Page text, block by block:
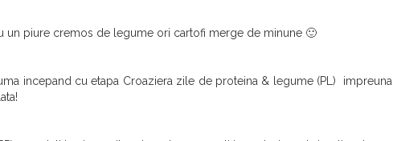
un piure cremos de legume ori cartofi merge de minune 🙂
incepand cu etapa Croaziera zile de proteina & legume (PL) impreuna